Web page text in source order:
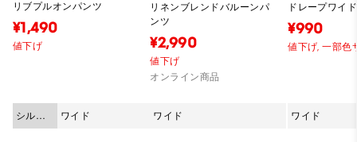
リブプルオンパンツ
¥1,490
値下げ
シルエ
ット
ワイド
リネンブレンドバルーンパ
ンツ
¥2,990
値下げ
オンライン商品
ワイド
ドレープワイ
¥990
値下げ,一部色
ワイド